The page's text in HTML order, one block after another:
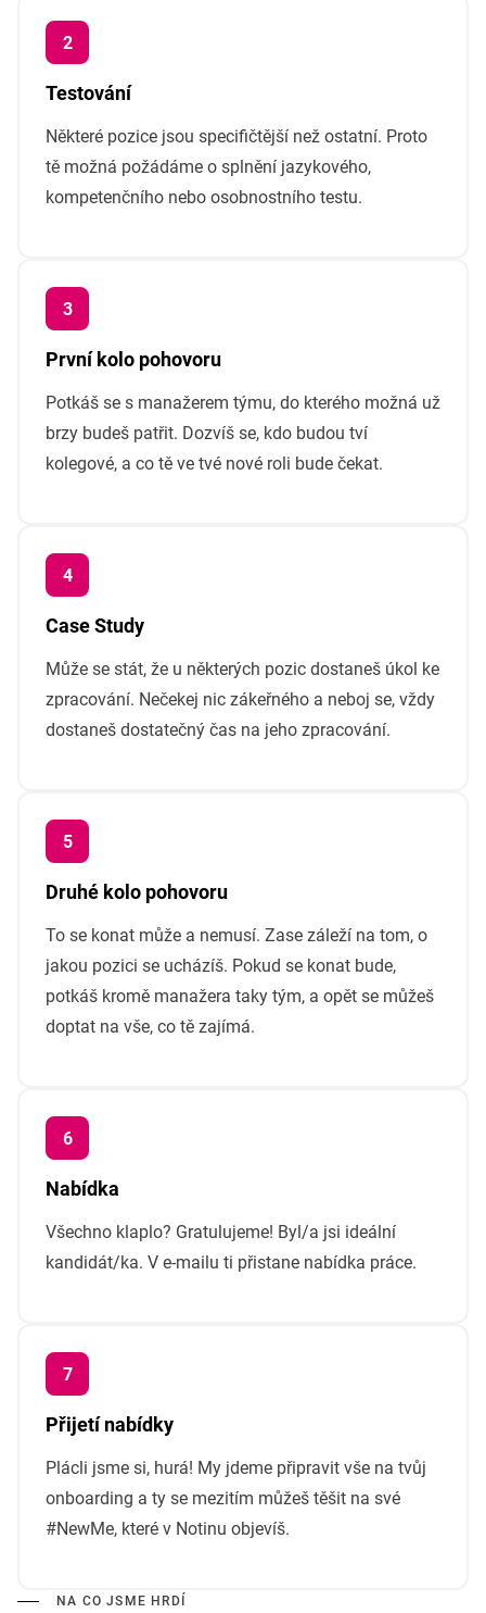
Testování
Některé pozice jsou specifičtější než ostatní. Proto
tě možná požádáme o splnění jazykového,
kompetenčního nebo osobnostního testu.
První kolo pohovoru
Potkáš se s manažerem týmu, do kterého možná už
brzy budeš patřit. Dozvíš se, kdo budou tví
kolegové, a co tě ve tvé nové roli bude čekat.
Case Study
Může se stát, že u některých pozic dostaneš úkol ke
zpracování. Nečekej nic zákeřného a neboj se, vždy
dostaneš dostatečný čas na jeho zpracování.
Druhé kolo pohovoru
To se konat může a nemusí. Zase záleží na tom, o
jakou pozici se ucházíš. Pokud se konat bude,
potkáš kromě manažera taky tým, a opět se můžeš
doptat na vše, co tě zajímá.
Nabídka
Všechno klaplo? Gratulujeme! Byl/a jsi ideální
kandidát/ka. V e-mailu ti přistane nabídka práce.
Přijetí nabídky
Plácli jsme si, hurá! My jdeme připravit vše na tvůj
onboarding a ty se mezitím můžeš těšit na své
#NewMe, které v Notinu objevíš.
NA CO JSME HRDÍ